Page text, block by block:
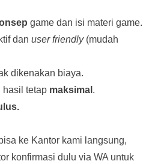
game dan isi materi game.
dan user friendly(mudah
dikenakan biaya.
hasil tetap maksimal .
ke Kantor kami langsung,
konfirmasi dulu via WA untuk